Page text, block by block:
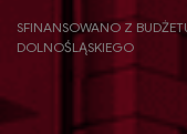
SFINANSOWANO Z
DOLNOŚLĄSKIEGO